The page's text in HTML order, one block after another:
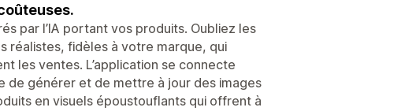
par l’IA portant vos produits. Oubliez les
réalistes, fidèles à votre marque, qui
les ventes. L’application se connecte
générer et de mettre à jour des images
en visuels époustouflants qui offrent à